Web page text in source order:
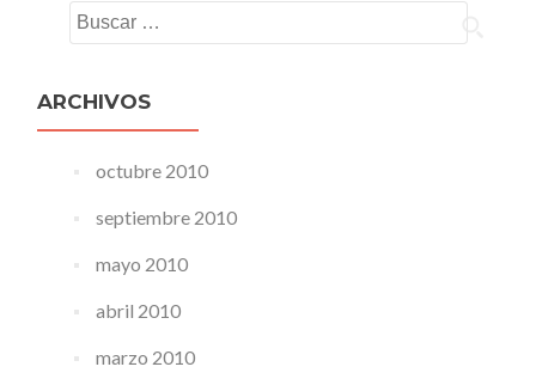
Buscar:
ARCHIVOS
octubre 2010
septiembre 2010
mayo 2010
abril 2010
marzo 2010